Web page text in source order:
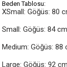
Beden Tablosu:
XSmall: Göğüs: 80
Small: Göğüs: 84
Medium: Göğüs: 88
Large: Göğüs: 92